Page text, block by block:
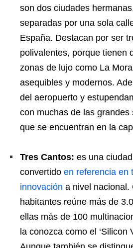
son dos ciudades
separadas por una sola
España. Destacan por ser
polivalentes, porque tienen
zonas de lujo como La
asequibles y modernos.
del aeropuerto y
con muchas de las grandes
que se encuentran en la
Tres Cantos: es una
convertido en referencia en
innovación a nivel nacional.
habitantes reúne más de
ellas más de 100
la conozca como el ‘Silicon